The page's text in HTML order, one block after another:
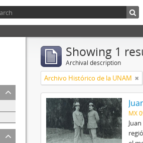
1
Showing 1
Archival description
Archivo Histórico de la UNAM
MX